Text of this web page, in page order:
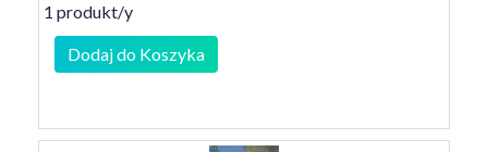
1 produkt/y
Dodaj do Koszyka